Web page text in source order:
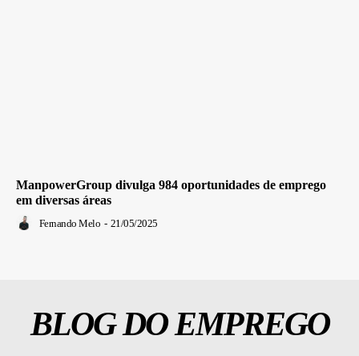
ManpowerGroup divulga 984 oportunidades de emprego
em diversas áreas
Fernando Melo - 21/05/2025
BLOG DO EMPREGO